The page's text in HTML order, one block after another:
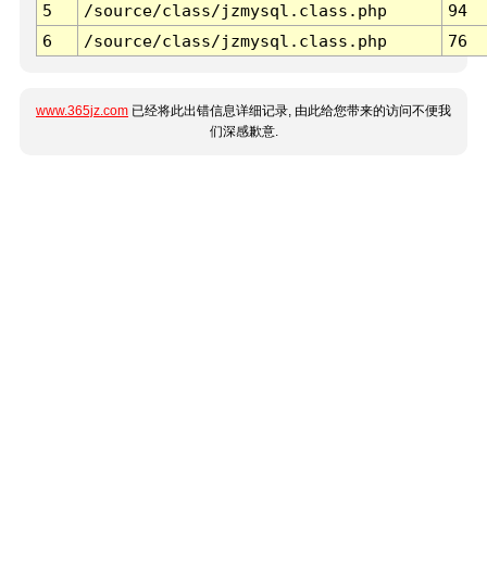
5
/source/class/jzmysql.class.php
94
6
/source/class/jzmysql.class.php 76
www.365jz.com 已经将此出错信息详细记录, 由此给您带来的访问不便我
们深感歉意.